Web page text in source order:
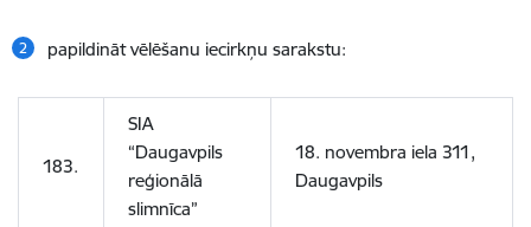
papildināt vēlēšanu iecirkņu sarakstu:
183.
SIA
“Daugavpils
reģionālā
slimnīca”
18. novembra iela 311,
Daugavpils